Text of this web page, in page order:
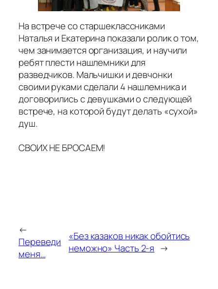
На встрече со старшеклассниками
Наталья и Екатерина показали ролик о том,
чем занимается организация, и научили
ребят плести нашлемники для
разведчиков. Мальчишки и девчонки
своими руками сделали 4 нашлемника и
договорились с девушками о следующей
встрече, на которой будут делать «сухой»
душ.
СВОИХ НЕ БРОСАЕМ!
←
Переведи
меня…
«Без казаков никак обойтись
неможно» Часть 2-я →